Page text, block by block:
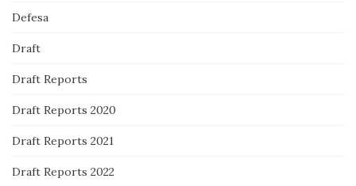
Defesa
Draft
Draft Reports
Draft Reports 2020
Draft Reports 2021
Draft Reports 2022